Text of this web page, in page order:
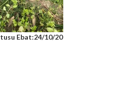
Ebat:24/10/20